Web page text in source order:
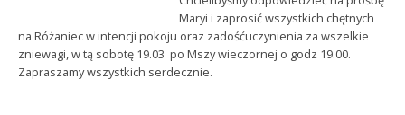
Maryi i zaprosić wszystkich chętnych
na Różaniec w intencji pokoju oraz zadośćuczynienia za wszelkie
zniewagi, w tą sobotę 19.03 po Mszy wieczornej o godz 19.00.
Zapraszamy wszystkich serdecznie.